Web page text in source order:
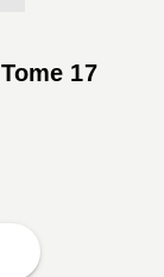
17